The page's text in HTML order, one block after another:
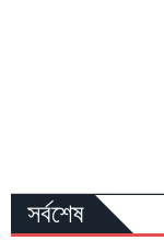
সর্বশেষ